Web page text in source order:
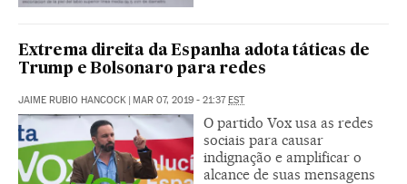
Extrema direita da Espanha adota táticas de
Trump e Bolsonaro para redes
JAIME RUBIO HANCOCK | MAR 07, 2019 - 21:37EST
O partido Vox usa as redes
sociais para causar
indignação e amplificar o
alcance de suas mensagens